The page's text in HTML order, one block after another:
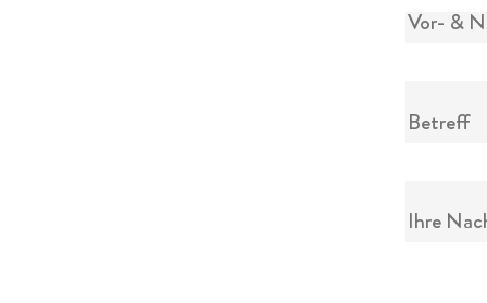
Vor- &
Betreff
Ihre